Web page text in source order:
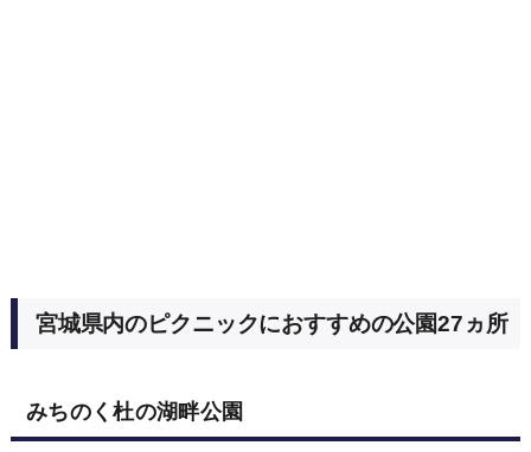
宮城県内のピクニックにおすすめの公園27ヵ所
みちのく杜の湖畔公園